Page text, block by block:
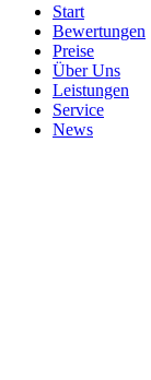
Start
Bewertungen
Preise
Über Uns
Leistungen
Service
News